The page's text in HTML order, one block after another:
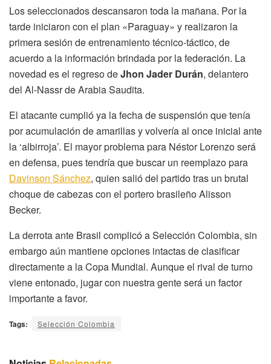
Los seleccionados descansaron toda la mañana. Por la
tarde iniciaron con el plan «Paraguay» y realizaron la
primera sesión de entrenamiento técnico-táctico, de
acuerdo a la información brindada por la federación. La
novedad es el regreso deJhon Jader Durán, delantero
del Al-Nassr de Arabia Saudita.
El atacante cumplió ya la fecha de suspensión que tenía
por acumulación de amarillas y volvería al once inicial ante
la ‘albirroja’. El mayor problema para Néstor Lorenzo será
en defensa, pues tendría que buscar un reemplazo para
Davinson Sánchez, quien salió del partido tras un brutal
choque de cabezas con el portero brasileño Alisson
Becker.
La derrota ante Brasil complicó a Selección Colombia, sin
embargo aún mantiene opciones intactas de clasificar
directamente a la Copa Mundial. Aunque el rival de turno
viene entonado, jugar con nuestra gente será un factor
importante a favor.
Tags: Selección Colombia